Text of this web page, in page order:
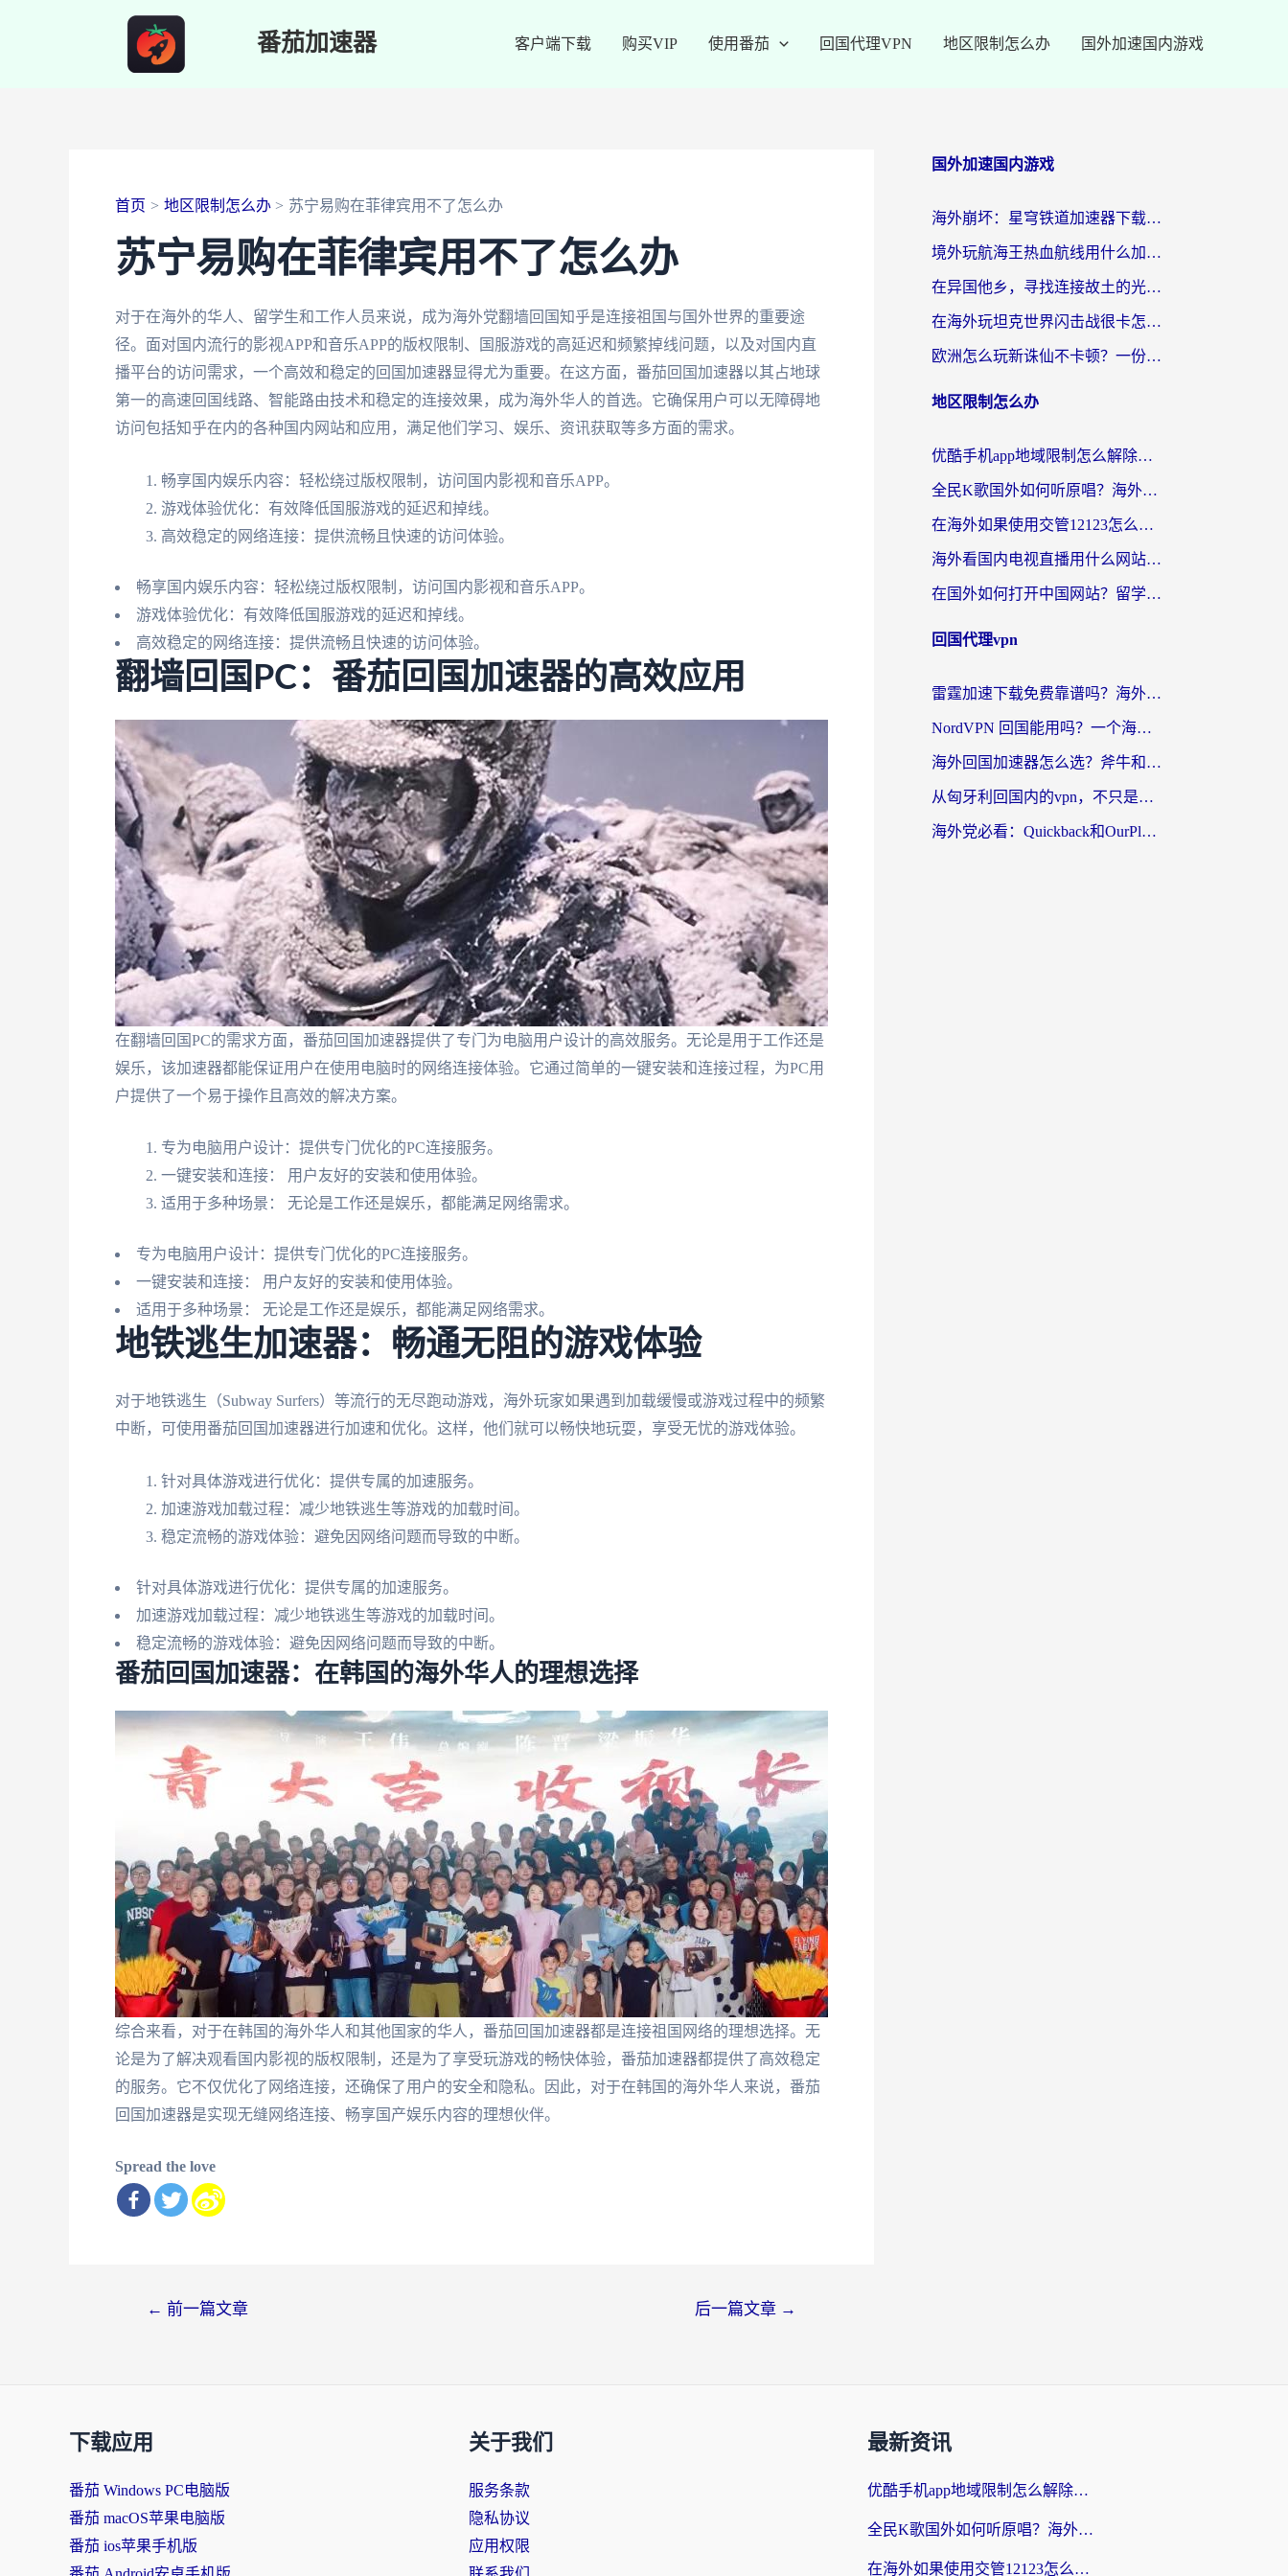
番茄加速器 客户端下载 购买VIP 使用番茄 回国代理VPN 地区限制怎么办 国外加速国内游戏
首页 地区限制怎么办 苏宁易购在菲律宾用不了怎么办
苏宁易购在菲律宾用不了怎么办
对于在海外的华人、留学生和工作人员来说，成为海外党翻墙回国知乎是连接祖国与国外世界的重要途
径。面对国内流行的影视APP和音乐APP的版权限制、国服游戏的高延迟和频繁掉线问题，以及对国内直
播平台的访问需求，一个高效和稳定的回国加速器显得尤为重要。在这方面，番茄回国加速器以其占地球
第一的高速回国线路、智能路由技术和稳定的连接效果，成为海外华人的首选。它确保用户可以无障碍地
访问包括知乎在内的各种国内网站和应用，满足他们学习、娱乐、资讯获取等多方面的需求。
畅享国内娱乐内容：轻松绕过版权限制，访问国内影视和音乐APP。
游戏体验优化：有效降低国服游戏的延迟和掉线。
高效稳定的网络连接：提供流畅且快速的访问体验。
畅享国内娱乐内容：轻松绕过版权限制，访问国内影视和音乐APP。
游戏体验优化：有效降低国服游戏的延迟和掉线。
高效稳定的网络连接：提供流畅且快速的访问体验。
翻墙回国PC：番茄回国加速器的高效应用
在翻墙回国PC的需求方面，番茄回国加速器提供了专门为电脑用户设计的高效服务。无论是用于工作还是
娱乐，该加速器都能保证用户在使用电脑时的网络连接体验。它通过简单的一键安装和连接过程，为PC用
户提供了一个易于操作且高效的解决方案。
专为电脑用户设计：提供专门优化的PC连接服务。
一键安装和连接： 用户友好的安装和使用体验。
适用于多种场景： 无论是工作还是娱乐，都能满足网络需求。
专为电脑用户设计：提供专门优化的PC连接服务。
一键安装和连接： 用户友好的安装和使用体验。
适用于多种场景： 无论是工作还是娱乐，都能满足网络需求。
地铁逃生加速器：畅通无阻的游戏体验
对于地铁逃生（Subway Surfers）等流行的无尽跑动游戏，海外玩家如果遇到加载缓慢或游戏过程中的频繁
中断，可使用番茄回国加速器进行加速和优化。这样，他们就可以畅快地玩耍，享受无忧的游戏体验。
针对具体游戏进行优化：提供专属的加速服务。
加速游戏加载过程：减少地铁逃生等游戏的加载时间。
稳定流畅的游戏体验：避免因网络问题而导致的中断。
针对具体游戏进行优化：提供专属的加速服务。
加速游戏加载过程：减少地铁逃生等游戏的加载时间。
稳定流畅的游戏体验：避免因网络问题而导致的中断。
番茄回国加速器：在韩国的海外华人的理想选择
综合来看，对于在韩国的海外华人和其他国家的华人，番茄回国加速器都是连接祖国网络的理想选择。无
论是为了解决观看国内影视的版权限制，还是为了享受玩游戏的畅快体验，番茄加速器都提供了高效稳定
的服务。它不仅优化了网络连接，还确保了用户的安全和隐私。因此，对于在韩国的海外华人来说，番茄
回国加速器是实现无缝网络连接、畅享国产娱乐内容的理想伙伴。
Spread the love
← 前一篇文章 后一篇文章 →
国外加速国内游戏
海外崩坏：星穹铁道加速器下载安装：一份给游子的终极网络指南
境外玩航海王热血航线用什么加速器？2026海外玩家实测最优方案（附欧洲问道堡垒前线加速技巧）
在异国他乡，寻找连接故土的光明大陆免费加速器
在海外玩坦克世界闪击战很卡怎么办？老玩家亲测有效的加速器选择指南
欧洲怎么玩新诛仙不卡顿？一份给海外游子的国服游戏畅玩指南
地区限制怎么办
优酷手机app地域限制怎么解除？海外党亲测有效的追剧方案
全民K歌国外如何听原唱？海外党亲测有效的回国加速器选择指南
在海外如果使用交管12123怎么处理？留学生亲测有效的回国加速方案
海外看国内电视直播用什么网站比较好？一篇解决你所有追剧难题的实用指南
在国外如何打开中国网站？留学生与海外华人的无缝访问指南
回国代理vpn
雷霆加速下载免费靠谱吗？海外党选回国加速器的避坑指南（附热门工具对比）
NordVPN 回国能用吗？一个海外用户必须面对的真实困境
海外回国加速器怎么选？斧牛和海龟哪个好？一篇帮你避开坑的实用指南
从匈牙利回国内的vpn，不只是为了刷剧那么简单
海外党必看：Quickback和OurPlay好用吗？3分钟选对回国加速器，无缝刷剧玩游戏
下载应用
番茄 Windows PC电脑版
番茄 macOS苹果电脑版
番茄 ios苹果手机版
关于我们
服务条款
隐私协议
应用权限
最新资讯
优酷手机app地域限制怎么解除？海外党亲测有效的追剧方案
全民K歌国外如何听原唱？海外党亲测有效的回国加速器选择指南
在海外如果使用交管12123怎么处理？留学生亲测有效的回国加速方案